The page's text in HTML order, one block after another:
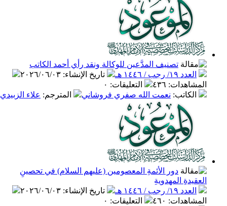
تصنيف المدَّعين للوكالة ونقد رأي أحمد الكاتب
العدد ١٩/ رجب / ١٤٤٦ هـ
تاريخ الإنشاء: ٢٠٢٦/٠٦/٠٣
المشاهدات: ٤٣٦ التعليقات: ٠
الكاتب: نعمت الله صفري فروشاني المترجم: علاء الزبيدي
دور الأئمةِ المعصومين (عليهم السلام) في تحصينِ
العقيدةِ المهدويةِ
العدد ١٩/ رجب / ١٤٤٦ هـ
تاريخ الإنشاء: ٢٠٢٦/٠٦/٠٣
المشاهدات: ٤٦٠ التعليقات: ٠